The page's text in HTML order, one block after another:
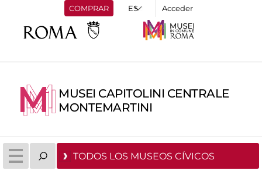
COMPRAR Acceder
MUSEI CAPITOLINI CENTRALE
MONTEMARTINI
TODOS LOS MUSEOS CÍVICOS